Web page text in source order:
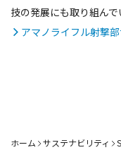
技の発展にも取り組んで
アマノライフル射撃
ホーム サステナビリティ